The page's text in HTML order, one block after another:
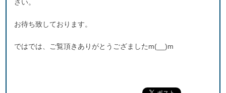
さい。
お待ち致しております。
ではでは、ご覧頂きありがとうござましたm(__)m